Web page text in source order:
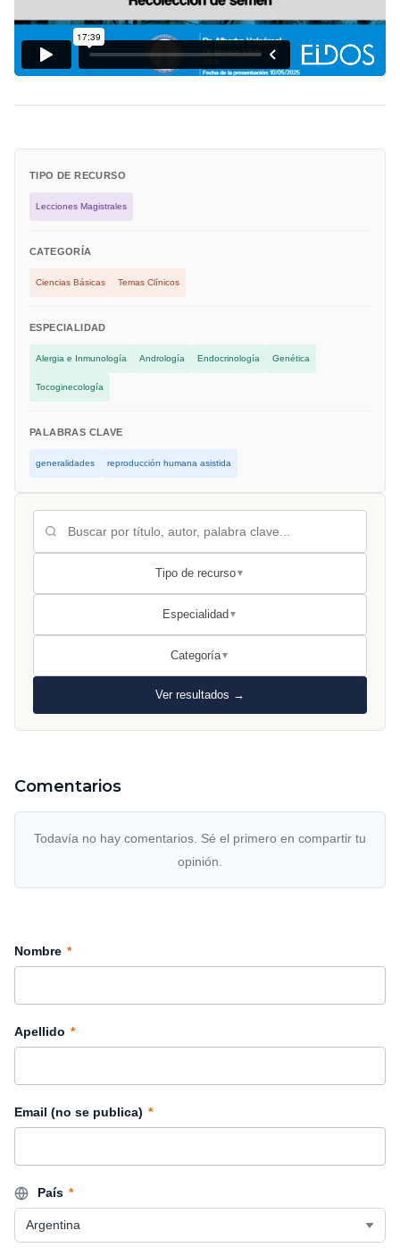
Tipo de recurso▼
Especialidad ▼
Categoría▼
Ver resultados →
TIPO DE RECURSO
Lecciones Magistrales
CATEGORÍA
Ciencias Básicas Temas Clínicos
ESPECIALIDAD
Alergia e Inmunología Andrología Endocrinología Genética
Tocoginecología
PALABRAS CLAVE
generalidades reproducción humana asistida
Comentarios
Todavía no hay comentarios. Sé el primero en compartir tu
opinión.
Nombre *
Apellido *
Email (no se publica) *
País *